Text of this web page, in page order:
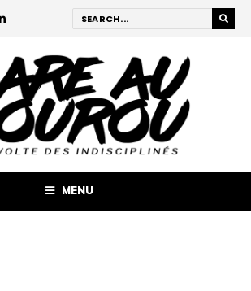
MENU